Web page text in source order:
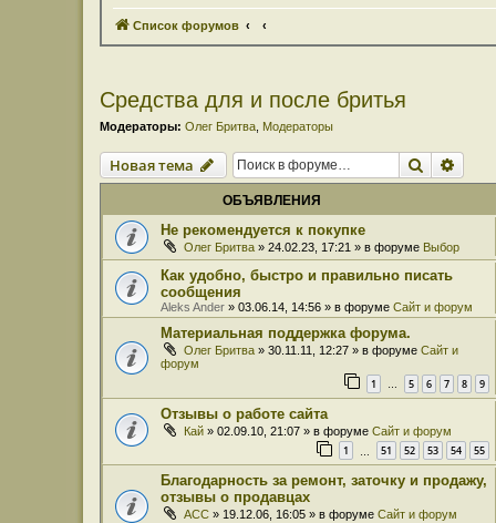
Список форумов
Средства для и после бритья
Модераторы: Олег Бритва Модераторы
Новая тема Поиск
ОБЪЯВЛЕНИЯ
Не рекомендуется к покупке
Олег Бритва » 24.02.23, 17:21 » в форуме Выбор
Как удобно, быстро и правильно писать
сообщения
Aleks Ander » 03.06.14, 14:56 » в форуме Сайт и форум
Материальная поддержка форума.
Олег Бритва » 30.11.11, 12:27 » в форуме Сайт и
форум
1 … 5 6 7 8 9
Отзывы о работе сайта
Кай » 02.09.10, 21:07 » в форуме Сайт и форум
1 51 52 53 54 55
Благодарность за ремонт, заточку и продажу,
отзывы о продавцах
ACC » 19.12.06, 16:05 » в форуме Сайт и форум